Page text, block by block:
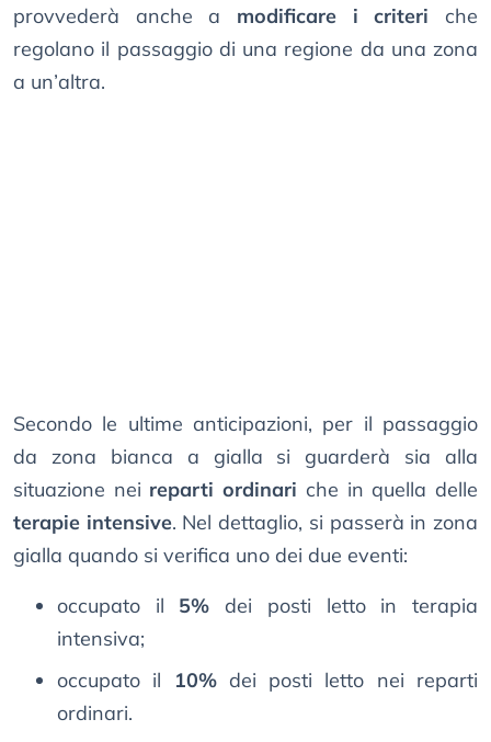
provvederà anche a modificare i criteri che
regolano il passaggio di una regione da una zona
a un’altra.
Secondo le ultime anticipazioni, per il passaggio
da zona bianca a gialla si guarderà sia alla
situazione nei reparti ordinari che in quella delle
terapie intensive. Nel dettaglio, si passerà in zona
gialla quando si verifica uno dei due eventi:
occupato il 5% dei posti letto in terapia
intensiva;
occupato il
10%dei posti letto nei reparti
ordinari.